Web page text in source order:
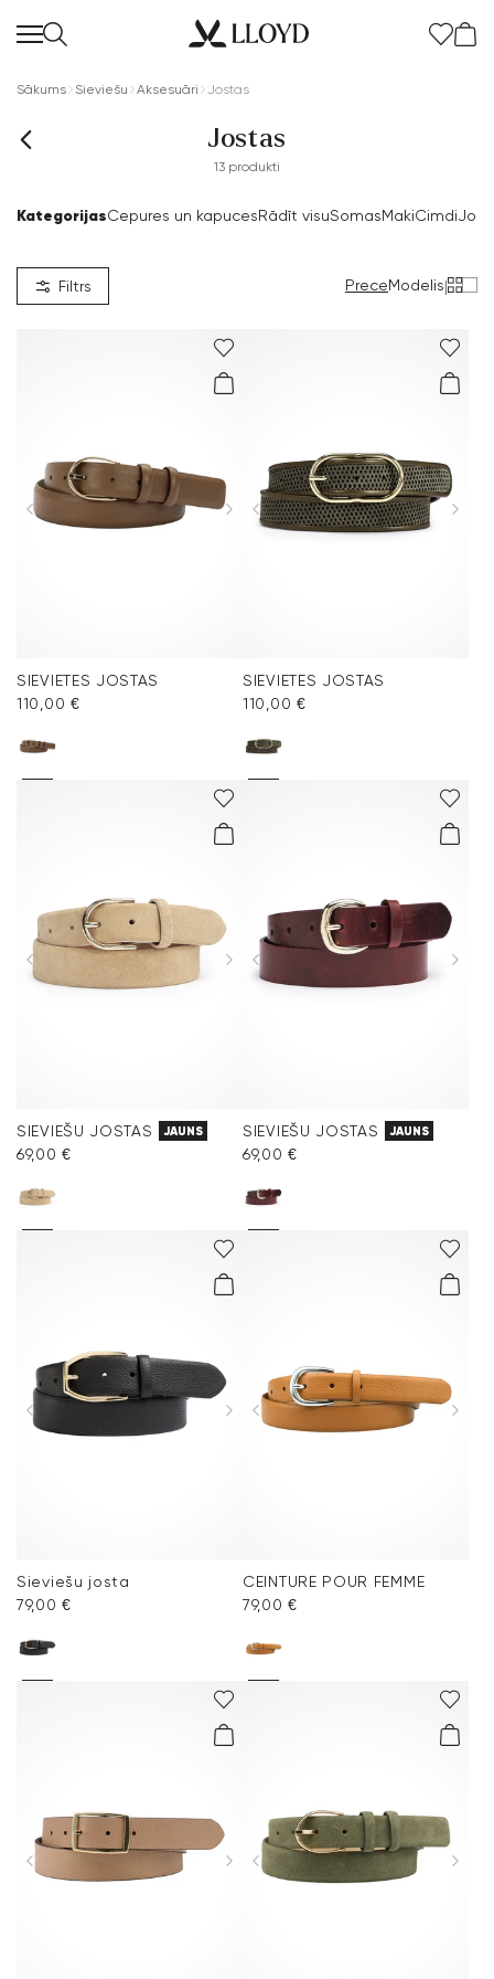
Sākums Sieviešu Aksesuāri Jostas
Jostas
13 produkti
KategorijasCepures un kapucesRādīt visuSomasMakiCimdi
Filtrs PreceModelis|
SIEVIETES JOSTAS
110,00 €
SIEVIETES JOSTAS
110,00 €
SIEVIEŠU JOSTAS JAUNS
69,00 €
SIEVIEŠU JOSTAS JAUNS
69,00 €
Sieviešu josta
79,00 €
CEINTURE POUR FEMME
79,00 €